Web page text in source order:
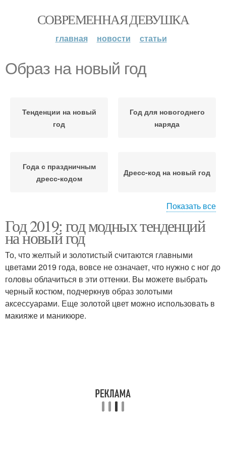
СОВРЕМЕННАЯ ДЕВУШКА
главная новости статьи
Образ на новый год
Тенденции на новый
год
Год для новогоднего
наряда
Года с праздничным
дресс-кодом
Дресс-код на новый год
Стильный образ
Образ на новогоднюю
вечеринку
Год без лишних затрат
Показать все
Год 2019: год модных тенденций
на новый год
То, что желтый и золотистый считаются главными
цветами 2019 года, вовсе не означает, что нужно с ног до
головы облачиться в эти оттенки. Вы можете выбрать
черный костюм, подчеркнув образ золотыми
аксессуарами. Еще золотой цвет можно использовать в
макияже и маникюре.